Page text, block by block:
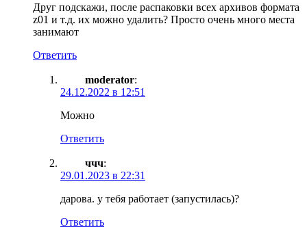
Друг подскажи, после распаковки всех архивов формата
z01 и т.д. их можно удалить? Просто очень много места
занимают
Ответить
moderator:
24.12.2022 в 12:51
Можно
Ответить
ччч:
29.01.2023 в 22:31
дарова. у тебя работает (запустилась)?
Ответить